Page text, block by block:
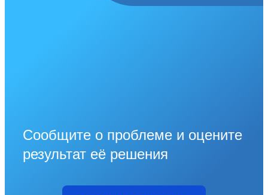
Сообщите о проблеме и оцените
результат её решения